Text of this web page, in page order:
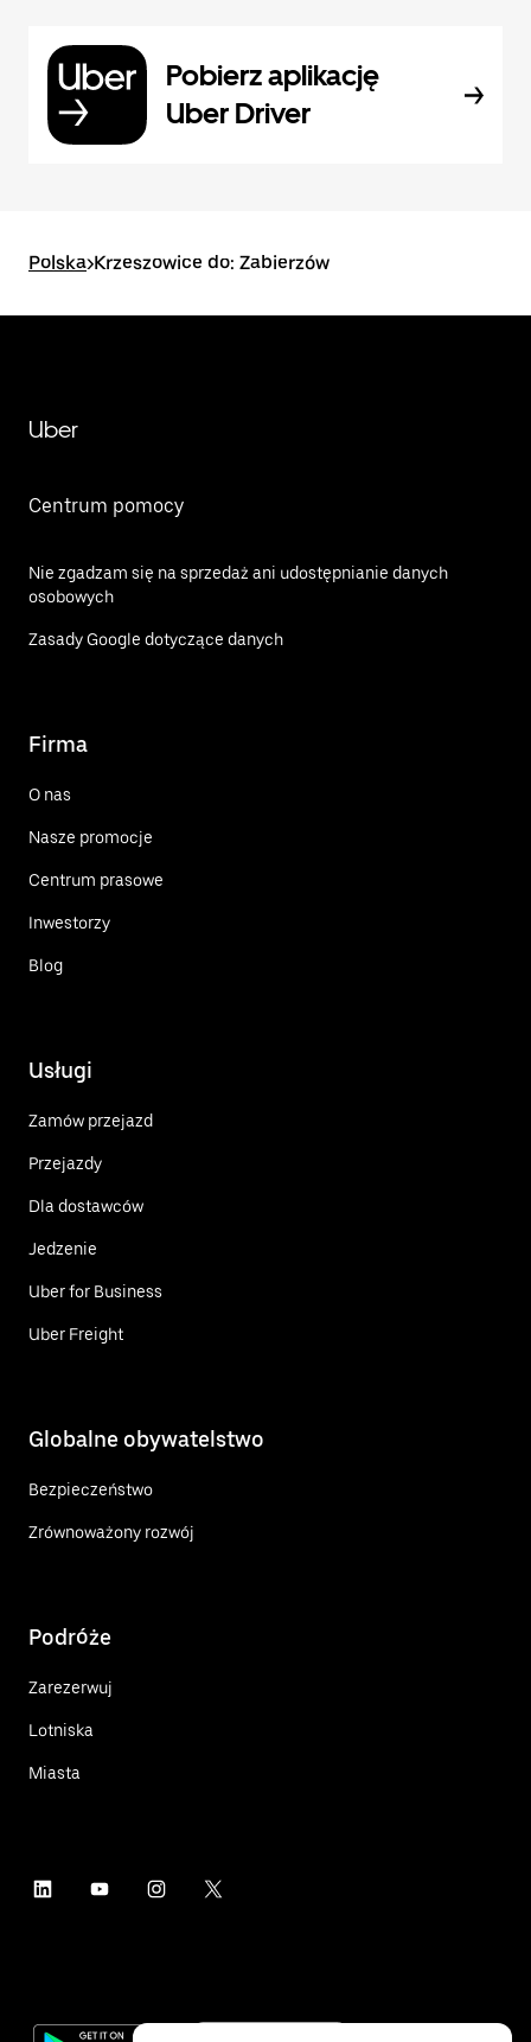
Pobierz aplikację
Uber Driver
Polska>Krzeszowice do: Zabierzów
Uber
Centrum pomocy
Nie zgadzam się na sprzedaż ani udostępnianie danych
osobowych
Zasady Google dotyczące danych
Firma
O nas
Nasze promocje
Centrum prasowe
Inwestorzy
Blog
Usługi
Zamów przejazd
Przejazdy
Dla dostawców
Jedzenie
Uber for Business
Uber Freight
Globalne obywatelstwo
Bezpieczeństwo
Zrównoważony rozwój
Podróże
Zarezerwuj
Lotniska
Miasta